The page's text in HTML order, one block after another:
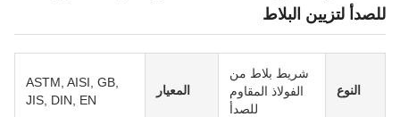
للصدأ لتزيين البلاط
النوع
شريط بلاط من
الفولاذ المقاوم
للصدأ
المعيار
ASTM, AISI, GB,
JIS, DIN, EN